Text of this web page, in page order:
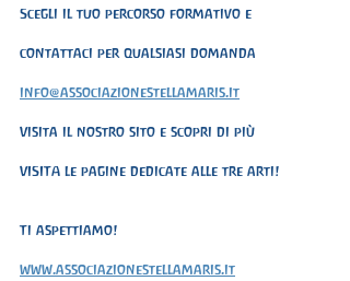
Scegli il tuo percorso formativo e
contattaci per qualsiasi domanda
info@associazionestellamaris.it
Visita il nostro sito e scopri di più
VISITA le pagine dedicate alle tre arti!
Ti aspettiamo!
www.associazionestellamaris.it